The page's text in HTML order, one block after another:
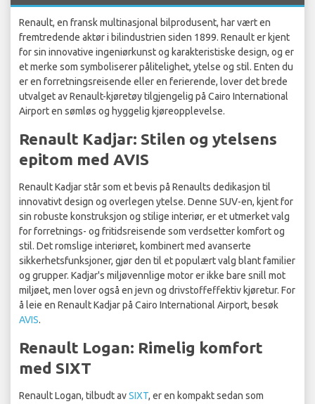
Renault, en fransk multinasjonal bilprodusent, har vært en
fremtredende aktør i bilindustrien siden 1899. Renault er kjent
for sin innovative ingeniørkunst og karakteristiske design, og er
et merke som symboliserer pålitelighet, ytelse og stil. Enten du
er en forretningsreisende eller en ferierende, lover det brede
utvalget av Renault-kjøretøy tilgjengelig på Cairo International
Airport en sømløs og hyggelig kjøreopplevelse.
Renault Kadjar: Stilen og ytelsens
epitom med AVIS
Renault Kadjar står som et bevis på Renaults dedikasjon til
innovativt design og overlegen ytelse. Denne SUV-en, kjent for
sin robuste konstruksjon og stilige interiør, er et utmerket valg
for forretnings- og fritidsreisende som verdsetter komfort og
stil. Det romslige interiøret, kombinert med avanserte
sikkerhetsfunksjoner, gjør den til et populært valg blant familier
og grupper. Kadjar's miljøvennlige motor er ikke bare snill mot
miljøet, men lover også en jevn og drivstoffeffektiv kjøretur. For
å leie en Renault Kadjar på Cairo International Airport, besøk
AVIS.
Renault Logan: Rimelig komfort
med SIXT
Renault Logan, tilbudt avSIXT, er en kompakt sedan som